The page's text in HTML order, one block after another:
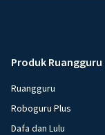
Produk Ruangguru
Ruangguru
Roboguru Plus
Dafa dan Lulu